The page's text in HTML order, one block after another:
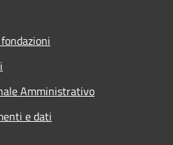
Amministrativo
e dati